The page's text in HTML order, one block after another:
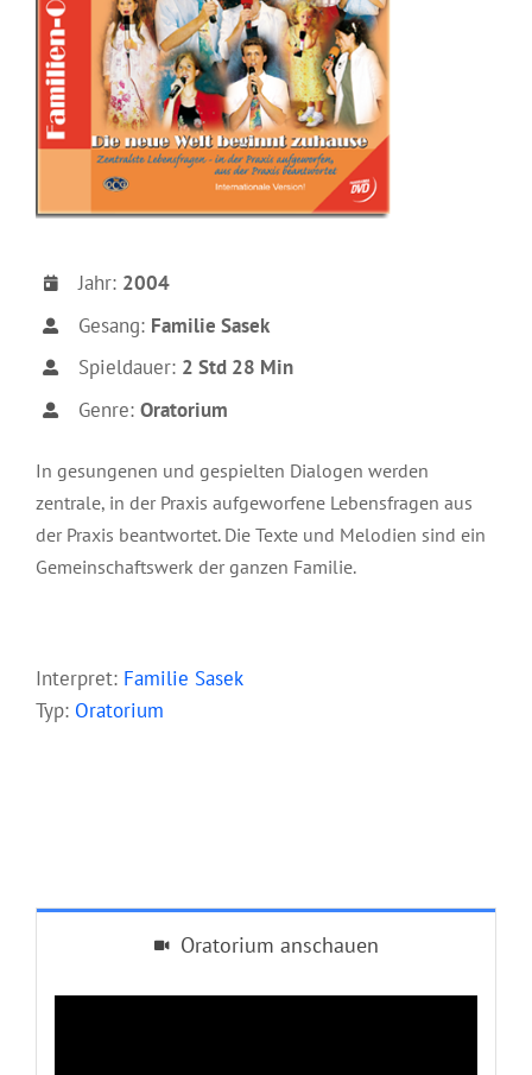
Jahr: 2004
Gesang: Familie Sasek
Spieldauer: 2 Std 28 Min
Genre: Oratorium
In gesungenen und gespielten Dialogen werden
zentrale, in der Praxis aufgeworfene Lebensfragen aus
der Praxis beantwortet. Die Texte und Melodien sind ein
Gemeinschaftswerk der ganzen Familie.
Interpret: Familie Sasek
Typ: Oratorium
Oratorium anschauen